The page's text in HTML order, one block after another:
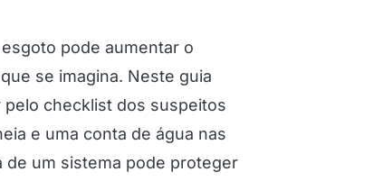
pode aumentar o
se imagina. Neste guia
checklist dos suspeitos
e uma conta de água nas
de um sistema pode proteger